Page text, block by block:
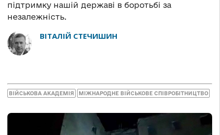
підтримку нашій державі в боротьбі за
незалежність.
ВІТАЛІЙ СТЕЧИШИН
ВІЙСЬКОВА АКАДЕМІЯ МІЖНАРОДНЕ ВІЙСЬКОВЕ СПІВРОБІТНИЦТВО